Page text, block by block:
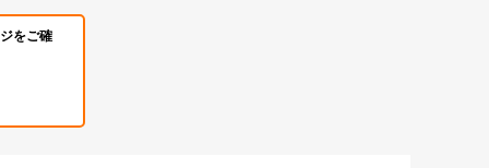
をご確